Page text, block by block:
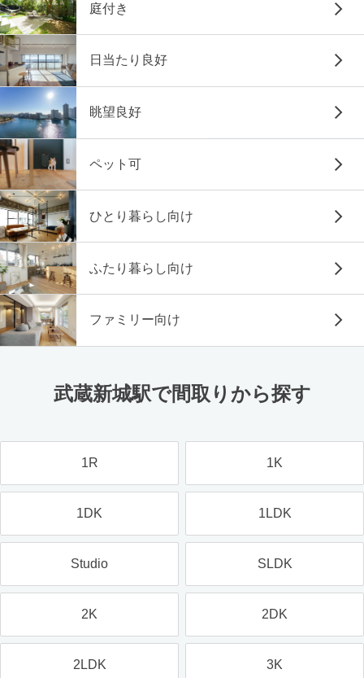
庭付き
日当たり良好
眺望良好
ペット可
ひとり暮らし向け
ふたり暮らし向け
ファミリー向け
武蔵新城駅で間取りから探す
1R 1K
1DK 1LDK
Studio SLDK
2K 2DK
2LDK 3K